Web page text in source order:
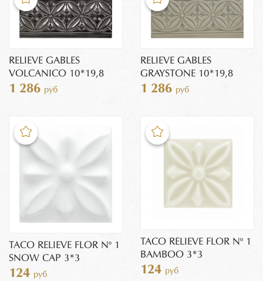
RELIEVE GABLES
VOLCANICO 10*19,8
1 286 руб
RELIEVE GABLES
GRAYSTONE 10*19,8
1 286 руб
TACO RELIEVE FLOR Nº 1
SNOW CAP 3*3
124 руб
TACO RELIEVE FLOR Nº 1
BAMBOO 3*3
124 руб